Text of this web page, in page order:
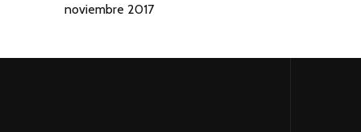
noviembre 2017